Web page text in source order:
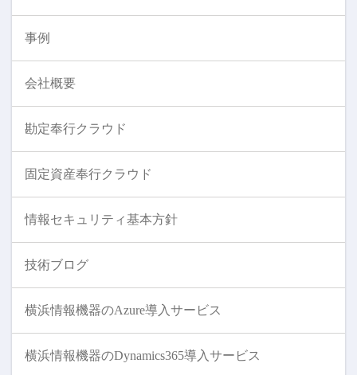
事例
会社概要
勘定奉行クラウド
固定資産奉行クラウド
情報セキュリティ基本方針
技術ブログ
横浜情報機器のAzure導入サービス
横浜情報機器のDynamics365導入サービス